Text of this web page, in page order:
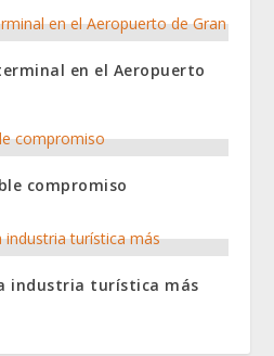
en el Aeropuerto
compromiso
industria turística más